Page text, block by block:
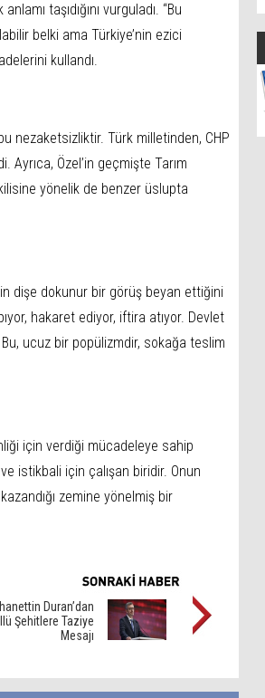
taşıdığını vurguladı. “Bu
belki ama Türkiye’nin ezici
kullandı.
nezaketsizliktir. Türk milletinden, CHP
Ayrıca, Özel’in geçmişte Tarım
yönelik de benzer üslupta
dişe dokunur bir görüş beyan ettiğini
hakaret ediyor, iftira atıyor. Devlet
ucuz bir popülizmdir, sokağa teslim
için verdiği mücadeleye sahip
istikbali için çalışan biridir. Onun
zemine yönelmiş bir
Duran’dan
Şehitlere Taziye
Mesajı